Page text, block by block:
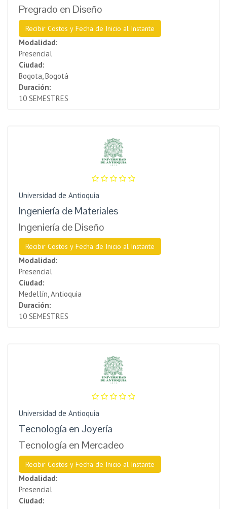
Pregrado en Diseño
Recibir Costos y Fecha de Inicio al Instante
Modalidad:
Presencial
Ciudad:
Bogota, Bogotá
Duración:
10 SEMESTRES
Universidad de Antioquia
Ingeniería de Materiales
Ingeniería de Diseño
Recibir Costos y Fecha de Inicio al Instante
Modalidad:
Presencial
Ciudad:
Medellín, Antioquia
Duración:
10 SEMESTRES
Universidad de Antioquia
Tecnología en Joyería
Tecnología en Mercadeo
Recibir Costos y Fecha de Inicio al Instante
Modalidad:
Presencial
Ciudad: